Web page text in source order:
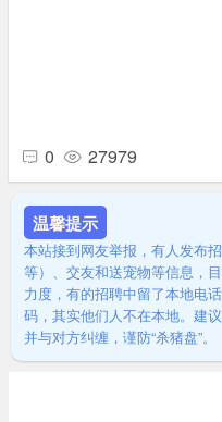
0 27979
温馨提示
本站接到网友举报，有人发布
等）、交友和送宠物等信息，
力度，有的招聘中留了本地电
码，其实他们人不在本地。建
并与对方纠缠，谨防“杀猪盘”。